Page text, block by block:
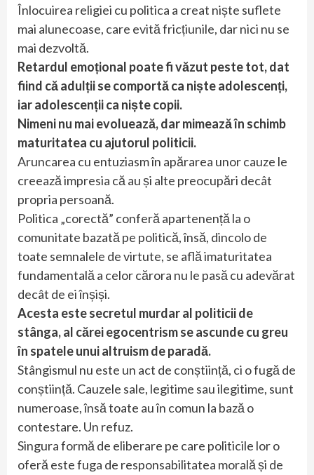
Înlocuirea religiei cu politica a creat niște suflete
mai alunecoase, care evită fricțiunile, dar nici nu se
mai dezvoltă.
Retardul emoțional poate fi văzut peste tot, dat
fiind că adulții se comportă ca niște adolescenți,
iar adolescenții ca niște copii.
Nimeni nu mai evoluează, dar mimează în schimb
maturitatea cu ajutorul politicii.
Aruncarea cu entuziasm în apărarea unor cauze le
creează impresia că au și alte preocupări decât
propria persoană.
Politica „corectă” conferă apartenență la o
comunitate bazată pe politică, însă, dincolo de
toate semnalele de virtute, se află imaturitatea
fundamentală a celor cărora nu le pasă cu adevărat
decât de ei înșiși.
Acesta este secretul murdar al politicii de
stânga, al cărei egocentrism se ascunde cu greu
în spatele unui altruism de paradă.
Stângismul nu este un act de conștiință, ci o fugă de
conștiință. Cauzele sale, legitime sau ilegitime, sunt
numeroase, însă toate au în comun la bază o
contestare. Un refuz.
Singura formă de eliberare pe care politicile lor o
oferă este fuga de responsabilitatea morală și de